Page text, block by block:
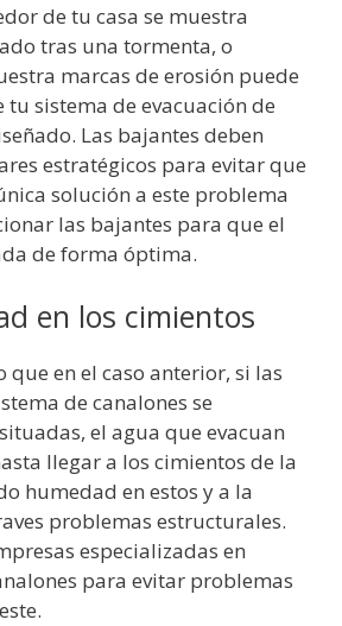
de tu casa se muestra
tras una tormenta, o
marcas de erosión puede
sistema de evacuación de
Las bajantes deben
estratégicos para evitar que
solución a este problema
las bajantes para que el
de forma óptima.
en los cimientos
que en el caso anterior, si las
de canalones se
el agua que evacuan
llegar a los cimientos de la
humedad en estos y a la
problemas estructurales.
especializadas en
para evitar problemas